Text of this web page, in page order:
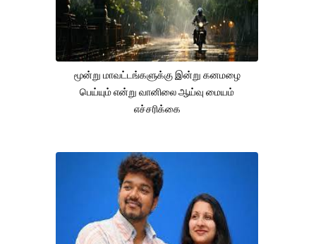
மூன்று மாவட்டங்களுக்கு இன்று கனமழை
பெய்யும் என்று வானிலை ஆய்வு மையம்
எச்சரிக்கை